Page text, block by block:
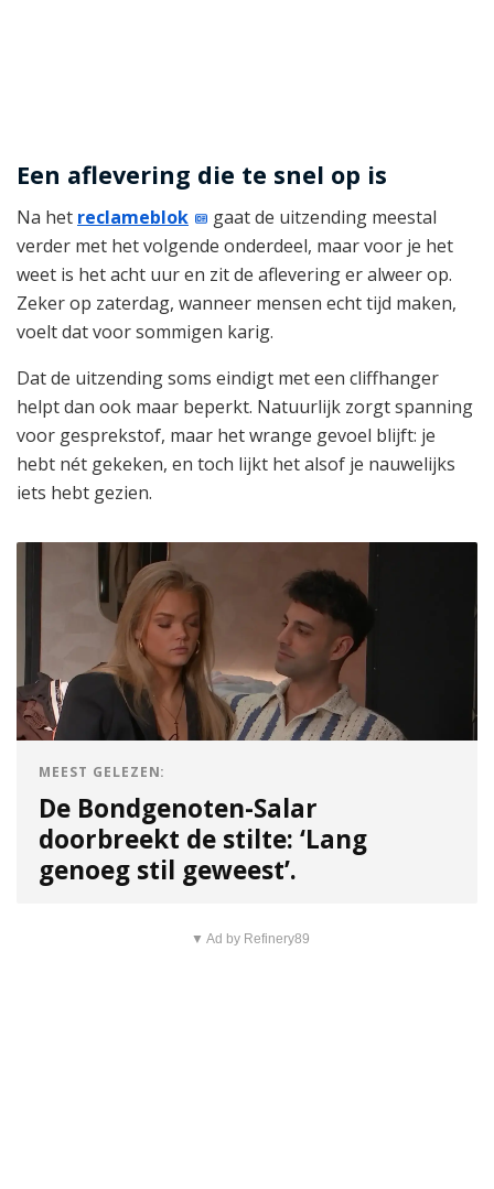
Een aflevering die te snel op is
Na het reclameblok
gaat de uitzending meestal
verder met het volgende onderdeel, maar voor je het
weet is het acht uur en zit de aflevering er alweer op.
Zeker op zaterdag, wanneer mensen echt tijd maken,
voelt dat voor sommigen karig.
Dat de uitzending soms eindigt met een cliffhanger
helpt dan ook maar beperkt. Natuurlijk zorgt spanning
voor gesprekstof, maar het wrange gevoel blijft: je
hebt nét gekeken, en toch lijkt het alsof je nauwelijks
iets hebt gezien.
MEEST GELEZEN:
De Bondgenoten-Salar
doorbreekt de stilte: ‘Lang
genoeg stil geweest’.
▼ Ad by Refinery89